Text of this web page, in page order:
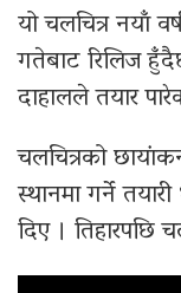
यो चलचित्र नयाँ
गतेबाट रिलिज
दाहालले तयार
चलचित्रको
स्थानमा गर्ने
दिए ।